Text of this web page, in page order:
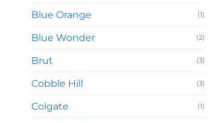
Blue Orange (1)
Blue Wonder (2)
Brut (3)
Cobble Hill (3)
Colgate (1)